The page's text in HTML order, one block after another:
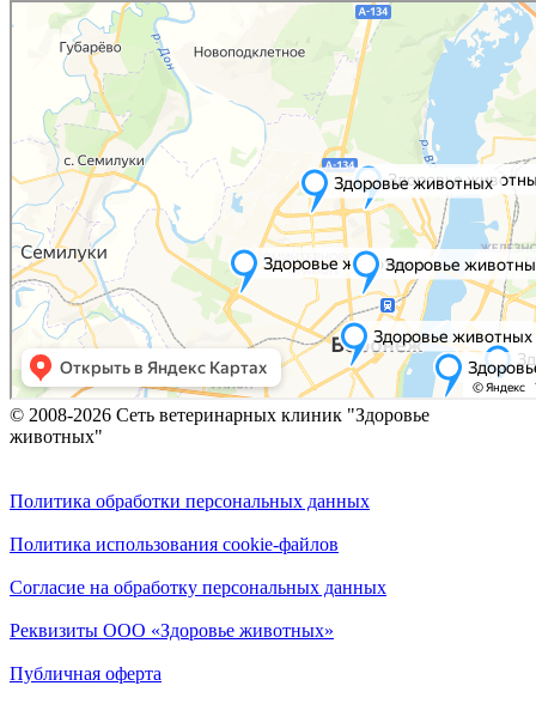
© 2008-2026 Сеть ветеринарных клиник "Здоровье
животных"
Политика обработки персональных данных
Политика использования cookie-файлов
Согласие на обработку персональных данных
Реквизиты ООО «Здоровье животных»
Публичная оферта